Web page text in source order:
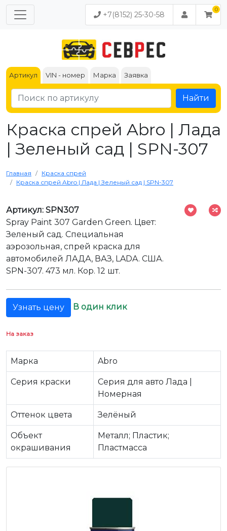
+7(8152) 25-30-58
Артикул VIN - номер Марка Заявка
Найти
Краска спрей Abro | Лада
| Зеленый сад | SPN-307
Главная
Краска спрей
Краска спрей Abro | Лада | Зеленый сад | SPN-307
Артикул: SPN307
Spray Paint 307 Garden Green. Цвет:
Зеленый сад. Специальная
аэрозольная, спрей краска для
автомобилей ЛАДА, ВАЗ, LADA. США.
SPN-307. 473 мл. Кор. 12 шт.
Узнать цену В один клик
На заказ
Марка Abro
Серия краски
Серия для авто Лада |
Номерная
Оттенок цвета Зелёный
Объект
окрашивания
Металл; Пластик;
Пластмасса